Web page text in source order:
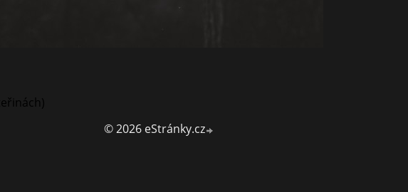
© 2026 eStránky.cz